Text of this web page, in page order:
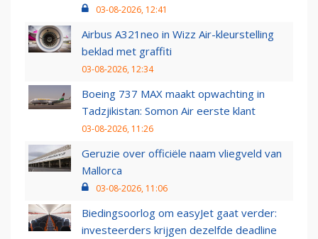
03-08-2026, 12:41
Airbus A321neo in Wizz Air-kleurstelling
beklad met graffiti
03-08-2026, 12:34
Boeing 737 MAX maakt opwachting in
Tadzjikistan: Somon Air eerste klant
03-08-2026, 11:26
Geruzie over officiële naam vliegveld van
Mallorca
03-08-2026, 11:06
Biedingsoorlog om easyJet gaat verder:
investeerders krijgen dezelfde deadline